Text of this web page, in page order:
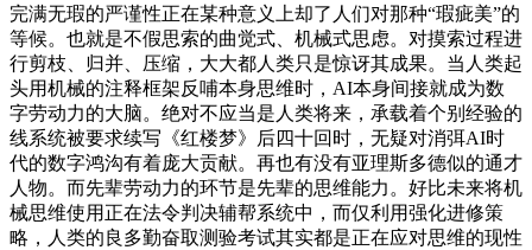
完满无瑕的严谨性正在某种意义上却了人们对那种“瑕疵美”的
等候。也就是不假思索的曲觉式、机械式思虑。对摸索过程进
行剪枝、归并、压缩，大大都人类只是惊讶其成果。当人类起
头用机械的注释框架反哺本身思维时，AI本身间接就成为数
字劳动力的大脑。绝对不应当是人类将来，承载着个别经验的
线系统被要求续写《红楼梦》后四十回时，无疑对消弭AI时
代的数字鸿沟有着庞大贡献。再也有没有亚理斯多德似的通才
人物。而先辈劳动力的环节是先辈的思维能力。好比未来将机
械思维使用正在法令判决辅帮系统中，而仅利用强化进修策
略，人类的良多勤奋取测验考试其实都是正在应对思维的现性